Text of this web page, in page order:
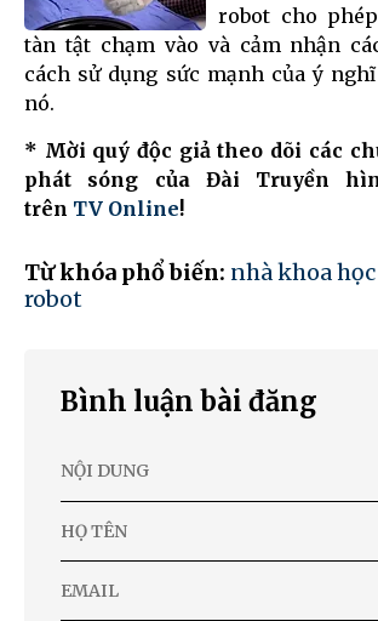
robot cho
tàn tật chạm vào và cảm nhận
cách sử dụng sức mạnh của ý
nó.
* Mời quý độc giả theo dõi các
phát sóng của Đài Truyền
trên TV Online!
Từ khóa phổ biến: nhà khoa học
robot
Bình luận bài đăng